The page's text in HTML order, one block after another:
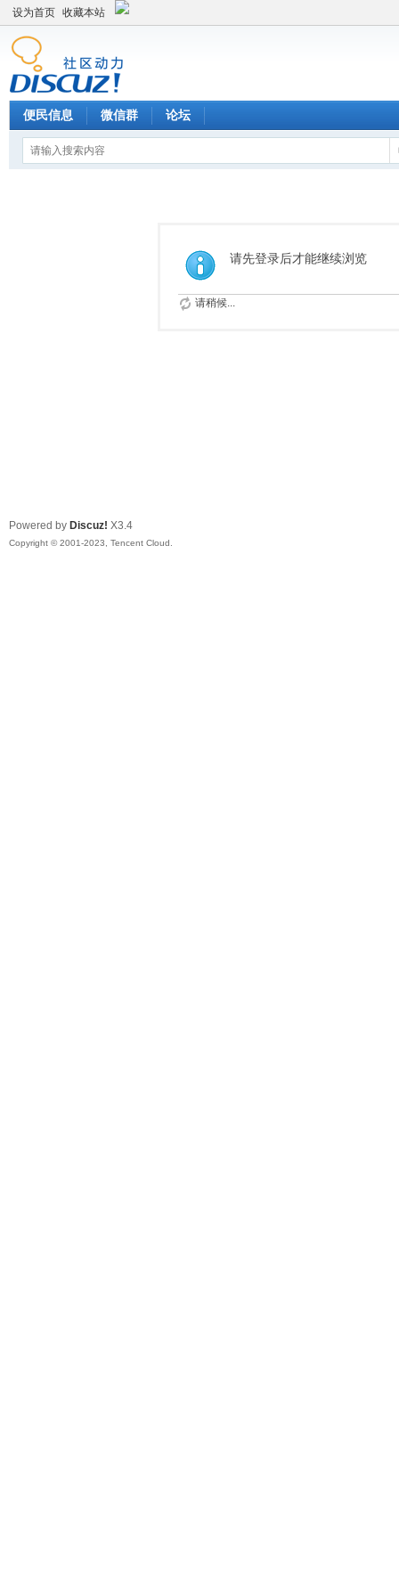
设为首页 收藏本站
便民信息 微信群 论坛
请先登录后才能继续浏览
请稍候...
Powered by Discuz! X3.4
Copyright © 2001-2023, Tencent Cloud.